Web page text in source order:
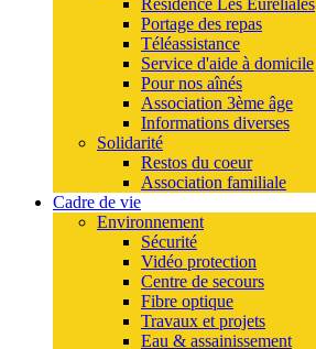
Résidence Les Euréliales
Portage des repas
Téléassistance
Service d'aide à domicile
Pour nos aînés
Association 3ème âge
Informations diverses
Solidarité
Restos du coeur
Association familiale
Cadre de vie
Environnement
Sécurité
Vidéo protection
Centre de secours
Fibre optique
Travaux et projets
Eau & assainissement